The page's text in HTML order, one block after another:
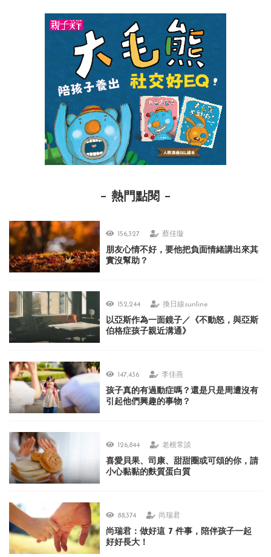
熱門點閱
156,327 蔡佳璇
朋友心情不好，要他把負面情緒講出來其
實沒幫助？
152,244 換日線sunline
以亞斯作為一面鏡子／《不動怒，與亞斯
伯格症孩子親近溝通》
147,436 李佳燕
孩子真的有過動症嗎？還是只是周遭沒有
引起他們興趣的事物？
126,844 老根常談
喜愛貝果、司康、甜甜圈或可頌的你，請
小心黏黏的麩質蛋白質
88,374 尚瑞君
尚瑞君：做好這 7 件事，陪伴孩子一起
好好長大！